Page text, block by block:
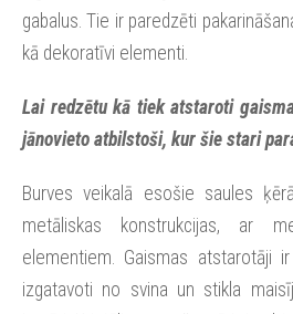
gabalus. Tie ir paredzēti
kā dekoratīvi elementi.
Lai redzētu kā tiek atstaroti
jānovieto atbilstoši, kur šie stari
Burves veikalā esošie saules
metāliskas konstrukcijas, ar
elementiem. Gaismas atstarotāji
izgatavoti no svina un stikla